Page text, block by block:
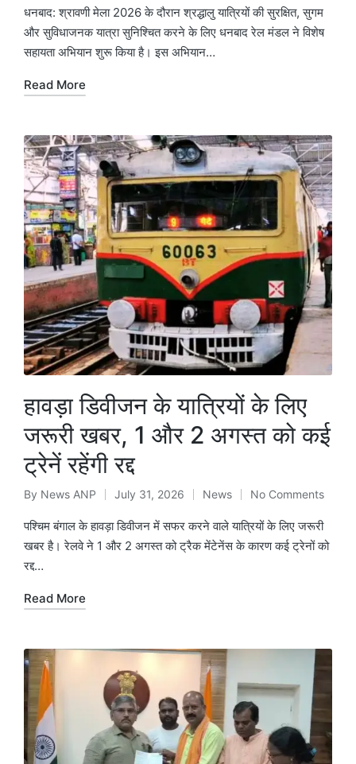
धनबाद: श्रावणी मेला 2026 के दौरान श्रद्धालु यात्रियों की सुरक्षित, सुगम
और सुविधाजनक यात्रा सुनिश्चित करने के लिए धनबाद रेल मंडल ने विशेष
सहायता अभियान शुरू किया है। इस अभियान…
Read More
हावड़ा डिवीजन के यात्रियों के लिए
जरूरी खबर, 1 और 2 अगस्त को कई
ट्रेनें रहेंगी रद्द
Posted
by
By News ANP July 31, 2026
Posted
in
News No Comments
पश्चिम बंगाल के हावड़ा डिवीजन में सफर करने वाले यात्रियों के लिए जरूरी
खबर है। रेलवे ने 1 और 2 अगस्त को ट्रैक मेंटेनेंस के कारण कई ट्रेनों को
रद्द…
Read More